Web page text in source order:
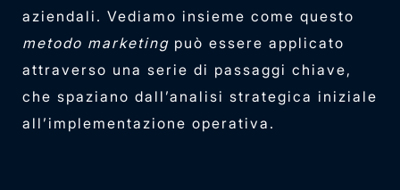
aziendali. Vediamo insieme come questo
metodo marketing può essere applicato
attraverso una serie di passaggi chiave,
che spaziano dall’analisi strategica iniziale
all’implementazione operativa.